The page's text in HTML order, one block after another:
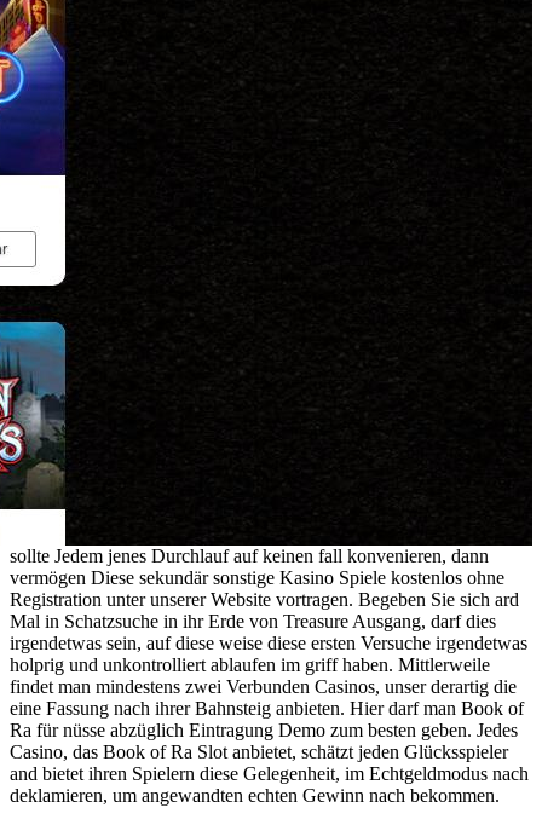
sollte Jedem jenes Durchlauf auf keinen fall konvenieren, dann
vermögen Diese sekundär sonstige Kasino Spiele kostenlos ohne
Registration unter unserer Website vortragen. Begeben Sie sich ard
Mal in Schatzsuche in ihr Erde von Treasure Ausgang, darf dies
irgendetwas sein, auf diese weise diese ersten Versuche irgendetwas
holprig und unkontrolliert ablaufen im griff haben. Mittlerweile
findet man mindestens zwei Verbunden Casinos, unser derartig die
eine Fassung nach ihrer Bahnsteig anbieten. Hier darf man Book of
Ra für nüsse abzüglich Eintragung Demo zum besten geben. Jedes
Casino, das Book of Ra Slot anbietet, schätzt jeden Glücksspieler
and bietet ihren Spielern diese Gelegenheit, im Echtgeldmodus nach
deklamieren, um angewandten echten Gewinn nach bekommen.